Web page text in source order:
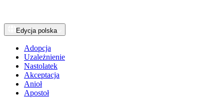
Edycja polska
Adopcja
Uzależnienie
Nastolatek
Akceptacja
Anioł
Apostoł